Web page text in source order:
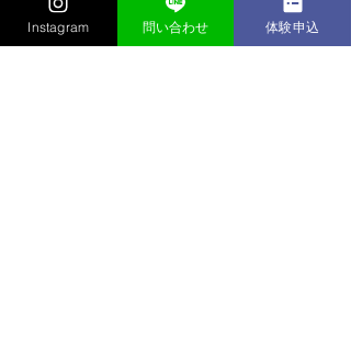
Instagram 問い合わせ 体験申込